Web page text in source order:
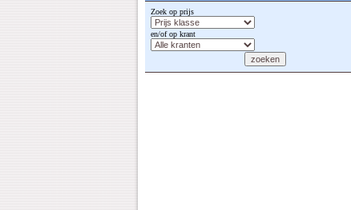
Zoek op prijs
en/of op krant